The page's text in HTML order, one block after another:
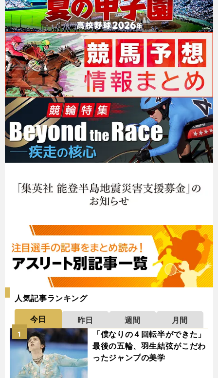
人気記事ランキング
今日 昨日 週間
月間
「僕なりの４回転半ができた」
最後の五輪、羽生結弦がこだわ
ったジャンプの美学
1